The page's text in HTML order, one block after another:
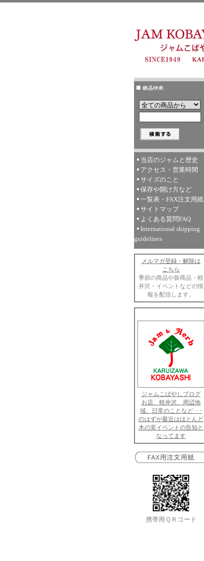
当店のジャムと歴史
アクセス・営業時間
サイズのこと
保存や開け方など
一覧表・FAX注文用紙
サイトマップ
よくある質問FAQ
International shipping
guidelines
メルマガ登録・解除は
こちら
季節の商品や新商品・軽
井沢・イベントなどの情
報を配信します。
ジャムこばやしブログ
お店、軽井沢、周辺地
域、日常のことなど･･･
のはずが最近はほとんど
木の実イベントの告知と
なってます
携帯用ＱＲコード